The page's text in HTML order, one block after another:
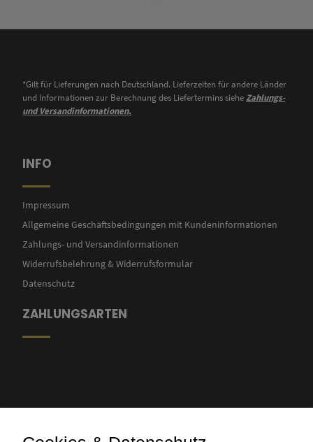
*Gilt für Lieferungen nach Deutschland. Lieferzeiten für andere Länder
und Informationen zur Berechnung des Liefertermins sieheZahlungs-
und Versandinformationen.
INFO
Impressum
Allgemeine Geschäftsbedingungen mit Kundeninformationen
Zahlungs- und Versandinformationen
Widerrufsbelehrung & Widerrufsformular
Datenschutz
ZAHLUNGSARTEN